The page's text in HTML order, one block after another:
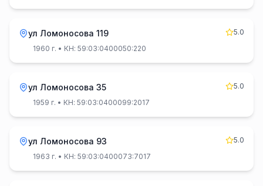
ул Ломоносова 119
5.0
1960 г. • КН: 59:03:0400050:220
ул Ломоносова 35
5.0
1959 г. • КН: 59:03:0400099:2017
ул Ломоносова 93
5.0
1963 г. • КН: 59:03:0400073:7017